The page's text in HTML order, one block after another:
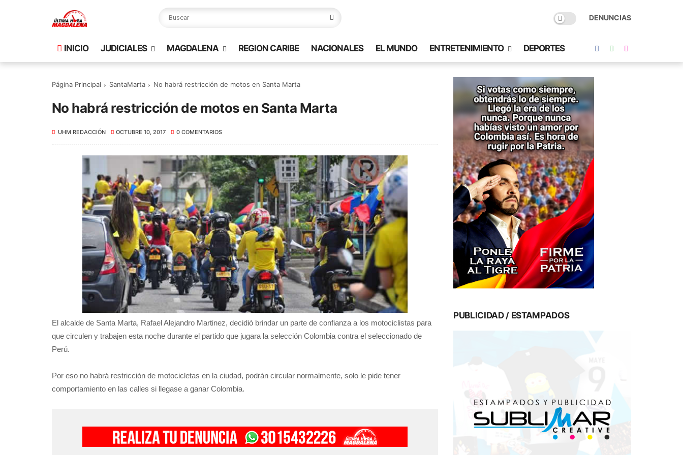
DENUNCIAS
INICIO JUDICIALES MAGDALENA REGION CARIBE NACIONALES EL MUNDO ENTRETENIMIENTO DEPORTES
Página Principal SantaMarta No habrá restricción de motos en Santa Marta
No habrá restricción de motos en Santa Marta
UHM REDACCIÓN OCTUBRE 10, 2017 0 COMENTARIOS
El alcalde de Santa Marta, Rafael Alejandro Martinez, decidió brindar un parte de confianza a los motociclistas para
que circulen y trabajen esta noche durante el partido que jugara la selección Colombia contra el seleccionado de
Perú.
Por eso no habrá restricción de motocicletas en la ciudad, podrán circular normalmente, solo le pide tener
comportamiento en las calles si llegase a ganar Colombia.
PUBLICIDAD / ESTAMPADOS